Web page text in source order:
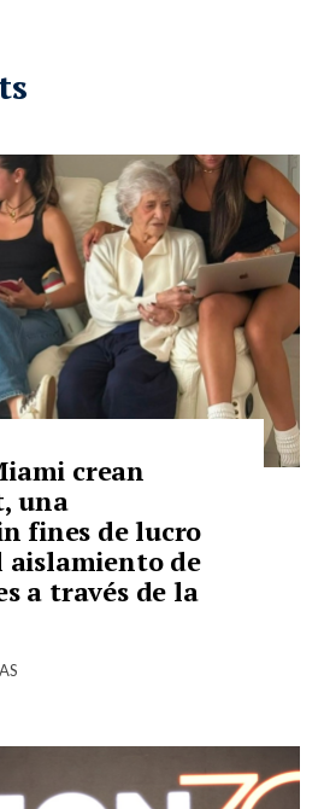
crean
una
fines de lucro
aislamiento de
a través de la